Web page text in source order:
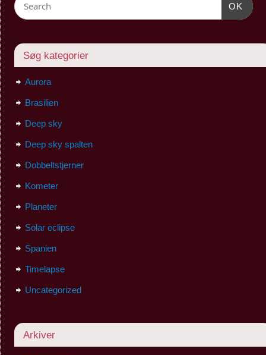
OK
Søg kategorier
Aurora
Brasilien
Deep sky
Deep sky spalten
Dobbeltstjerner
Kometer
Planeter
Solar eclipse
Spanien
Timelapse
Uncategorized
Arkiver